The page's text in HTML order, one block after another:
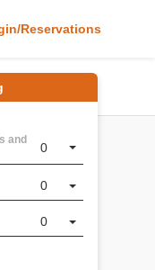
Reservations
and
0
0
0